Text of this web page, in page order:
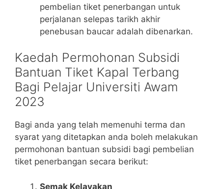
pembelian tiket penerbangan untuk
perjalanan selepas tarikh akhir
penebusan baucar adalah dibenarkan.
Kaedah Permohonan Subsidi
Bantuan Tiket Kapal Terbang
Bagi Pelajar Universiti Awam
2023
Bagi anda yang telah memenuhi terma dan
syarat yang ditetapkan anda boleh melakukan
permohonan bantuan subsidi bagi pembelian
tiket penerbangan secara berikut:
Semak Kelayakan